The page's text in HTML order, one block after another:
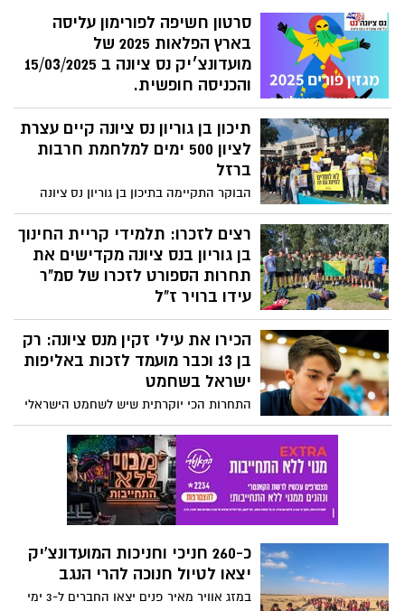
סרטון חשיפה לפורימון עליסה
בארץ הפלאות 2025 של
מועדונצ׳יק נס ציונה ב 15/03/2025
והכניסה חופשית.
מה עושים בני הנוער והתלמידים בנס ציונה
בפורים 2025?. הנה טעימה ממה שמחכה להם
בפורימון של מועדונצ׳יק נס ציונה ב
15/03/2025 והכניסה חופשית.
תיכון בן גוריון נס ציונה קיים עצרת
לציון 500 ימים למלחמת חרבות
ברזל
הבוקר התקיימה בתיכון בן גוריון נס ציונה
עצרת בחצר בית הספר לציון 500 ימים
למלחמת חרבות ברזל. התלמידים והמורים
הקדישו את העצרת לזכרם של חללי צהל ולכל
הלוחמים במלחמת חרבות ברזל, ולשובם
החטופים בשבי החמאס. מנהלת קריית
החינוך איריס דורון נשאה דברים מול
רצים לזכרו: תלמידי קריית החינוך
בן גוריון בנס ציונה מקדישים את
תחרות הספורט לזכרו של סמ"ר
עידו ברויר ז"ל
תלמידי קריית החינוך בן גוריון בנס ציונה
מנציחים את בוגר בית הספר, סמ"ר עידו ברויר
ז"ל שנפל בלבנון, בדרך שהוא הכי אהב-
הספורט
הכירו את עילי זקין מנס ציונה: רק
בן 13 וכבר מועמד לזכות באליפות
ישראל בשחמט
התחרות הכי יוקרתית שיש לשחמט הישראלי
להציע תתקיים בין ה-20-28.1.2025 בעיר הכי
דרומית בישראל. עילי זקין מנס ציונה יהיה
צעיר המשתתפים ויתמודד מול שחקנים
המבוגרים פי 3 -4 מגילו: "רוצה להראות שגם
בגיל צעיר אפשר להתחרות ברמות הגבוהות
כ-260 חניכי וחניכות המועדונצ'יק
יצאו לטיול חנוכה להרי הנגב
במזג אוויר מאיר פנים יצאו החברים ל-3 ימי